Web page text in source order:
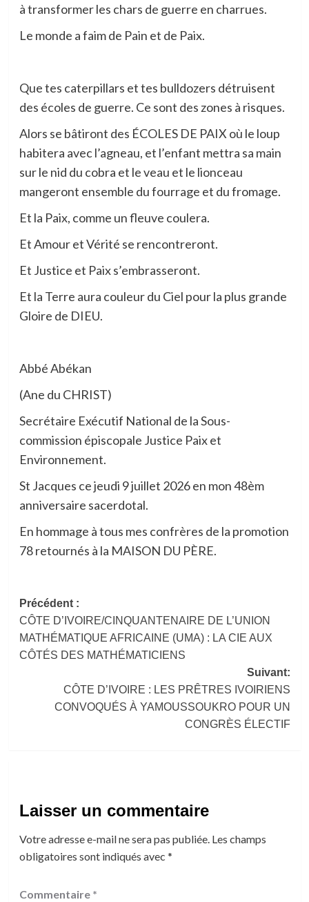
à transformer les chars de guerre en charrues.
Le monde a faim de Pain et de Paix.
Que tes caterpillars et tes bulldozers détruisent
des écoles de guerre. Ce sont des zones à risques.
Alors se bâtiront des ÉCOLES DE PAIX où le loup
habitera avec l’agneau, et l’enfant mettra sa main
sur le nid du cobra et le veau et le lionceau
mangeront ensemble du fourrage et du fromage.
Et la Paix, comme un fleuve coulera.
Et Amour et Vérité se rencontreront.
Et Justice et Paix s’embrasseront.
Et la Terre aura couleur du Ciel pour la plus grande
Gloire de DIEU.
Abbé Abékan
(Ane du CHRIST)
Secrétaire Exécutif National de la Sous-
commission épiscopale Justice Paix et
Environnement.
St Jacques ce jeudi 9 juillet 2026 en mon 48èm
anniversaire sacerdotal.
En hommage à tous mes confrères de la promotion
78 retournés à la MAISON DU PÈRE.
Navigation
d’article
Précédent :
CÔTE D’IVOIRE/CINQUANTENAIRE DE L’UNION
MATHÉMATIQUE AFRICAINE (UMA) : LA CIE AUX
CÔTÉS DES MATHÉMATICIENS
Suivant:
CÔTE D’IVOIRE : LES PRÊTRES IVOIRIENS
CONVOQUÉS À YAMOUSSOUKRO POUR UN
CONGRÈS ÉLECTIF
Laisser un commentaire
Votre adresse e-mail ne sera pas publiée. Les champs
obligatoires sont indiqués avec *
Commentaire *